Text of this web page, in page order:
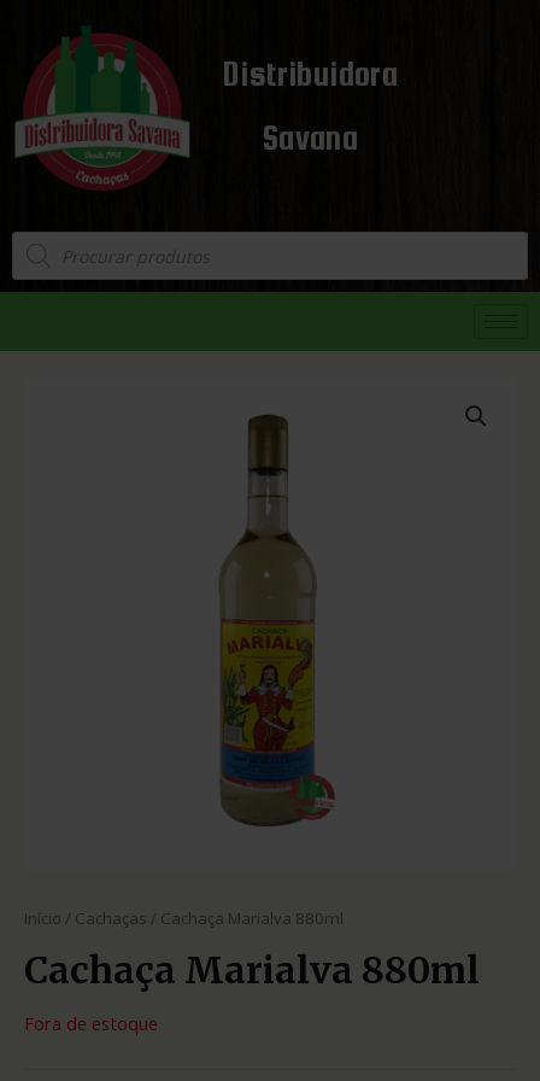
Distribuidora
Savana
Início / Cachaças / Cachaça Marialva 880ml
Cachaça Marialva 880ml
Fora de estoque